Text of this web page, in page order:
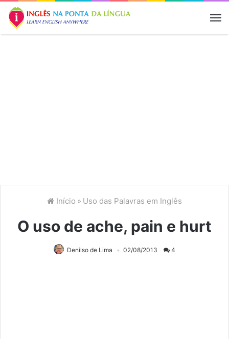
Início » Uso das Palavras em Inglês
O uso de ache, pain e hurt
Denilso de Lima 02/08/2013 4